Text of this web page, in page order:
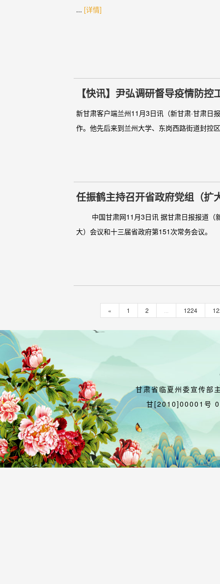
... [详情]
【快讯】尹弘调研督导疫情防
新甘肃客户端兰州11月3日讯（新甘肃·甘肃日
作。他先后来到兰州大学、东岗西路街道封控
任振鹤主持召开省政府党组（扩
快数字政府建设等工作
中国甘肃网11月3日讯 据甘肃日报报道（新
大）会议和十三届省政府第151次常务会议
« 1 2 1224
甘肃省临夏州委宣传部
甘[2010]00001号